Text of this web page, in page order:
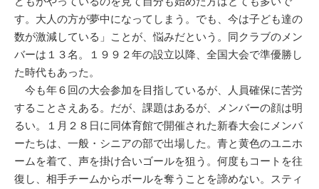
す。大人の方が夢中になってしまう。でも、今は子ども達の
数が激減している」ことが、悩みだという。同クラブのメン
バーは１３名。１９９２年の設立以降、全国大会で準優勝し
た時代もあった。
今も年６回の大会参加を目指しているが、人員確保に苦労
することさえある。だが、課題はあるが、メンバーの顔は明
るい。１月２８日に同体育館で開催された新春大会にメンバ
ーたちは、一般・シニアの部で出場した。青と黄色のユニホ
ームを着て、声を掛け合いゴールを狙う。何度もコートを往
復し、相手チームからボールを奪うことを諦めない。スティ